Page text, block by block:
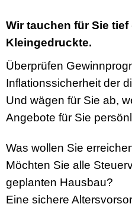
Wir tauchen für Sie tief
Kleingedruckte.
Überprüfen
Inflationssicherheit der
Und wägen für Sie ab,
Angebote für Sie
Was wollen Sie
Möchten Sie alle
geplanten Hausbau?
Eine sichere